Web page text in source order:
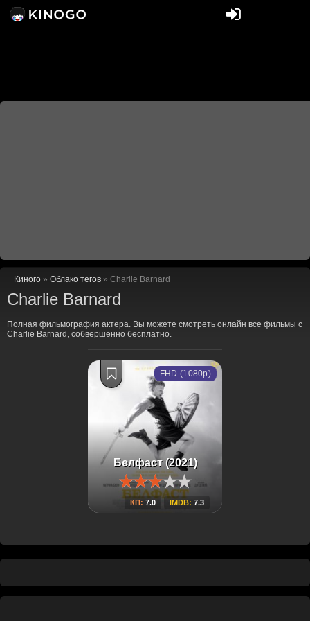
Киного » Облако тегов » Charlie Barnard
Charlie Barnard
Полная фильмография актера. Вы можете смотреть онлайн все фильмы с
Charlie Barnard, собвершенно бесплатно.
Белфаст (2021)
КП: 7.0 IMDB: 7.3
FHD (1080p)